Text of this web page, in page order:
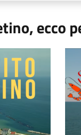
ecco
Chietino